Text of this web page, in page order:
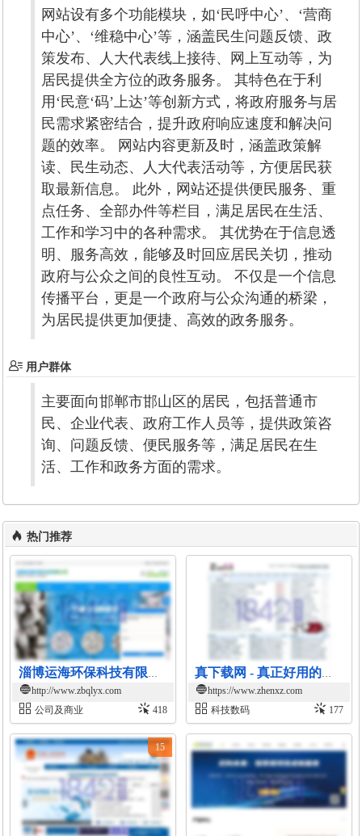
网站设有多个功能模块，如‘民呼中心’、‘营商
中心’、‘维稳中心’等，涵盖民生问题反馈、政
策发布、人大代表线上接待、网上互动等，为
居民提供全方位的政务服务。 其特色在于利
用‘民意‘码’上达’等创新方式，将政府服务与居
民需求紧密结合，提升政府响应速度和解决问
题的效率。 网站内容更新及时，涵盖政策解
读、民生动态、人大代表活动等，方便居民获
取最新信息。 此外，网站还提供便民服务、重
点任务、全部办件等栏目，满足居民在生活、
工作和学习中的各种需求。 其优势在于信息透
明、服务高效，能够及时回应居民关切，推动
政府与公众之间的良性互动。 不仅是一个信息
传播平台，更是一个政府与公众沟通的桥梁，
为居民提供更加便捷、高效的政务服务。
用户群体
主要面向邯郸市邯山区的居民，包括普通市
民、企业代表、政府工作人员等，提供政策咨
询、问题反馈、便民服务等，满足居民在生
活、工作和政务方面的需求。
热门推荐
淄博运海环保科技有限公司-氢氧化钙厂家
http://www.zbqlyx.com
公司及商业
418
真下载网 - 真正好用的资源下载站
https://www.zhenxz.com
科技数码
177
15